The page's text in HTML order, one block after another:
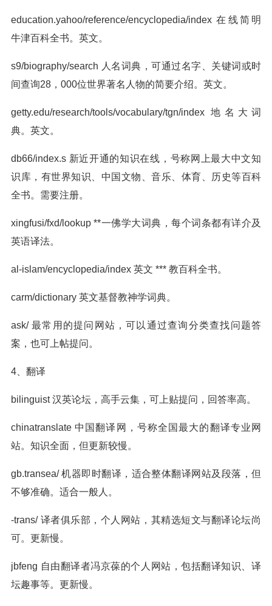
education.yahoo/reference/encyclopedia/index 在线简明
牛津百科全书。英文。
s9/biography/search 人名词典，可通过名字、关键词或时
间查询28，000位世界著名人物的简要介绍。英文。
getty.edu/research/tools/vocabulary/tgn/index 地名大词
典。英文。
db66/index.s 新近开通的知识在线，号称网上最大中文知
识库，有世界知识、中国文物、音乐、体育、历史等百科
全书。需要注册。
xingfusi/fxd/lookup **一佛学大词典，每个词条都有详介及
英语译法。
al-islam/encyclopedia/index 英文 *** 教百科全书。
carm/dictionary 英文基督教神学词典。
ask/ 最常用的提问网站，可以通过查询分类查找问题答
案，也可上帖提问。
4、翻译
bilinguist 汉英论坛，高手云集，可上贴提问，回答率高。
chinatranslate 中国翻译网，号称全国最大的翻译专业网
站。知识全面，但更新较慢。
gb.transea/ 机器即时翻译，适合整体翻译网站及段落，但
不够准确。适合一般人。
-trans/ 译者俱乐部，个人网站，其精选短文与翻译论坛尚
可。更新慢。
jbfeng 自由翻译者冯京葆的个人网站，包括翻译知识、译
坛趣事等。更新慢。